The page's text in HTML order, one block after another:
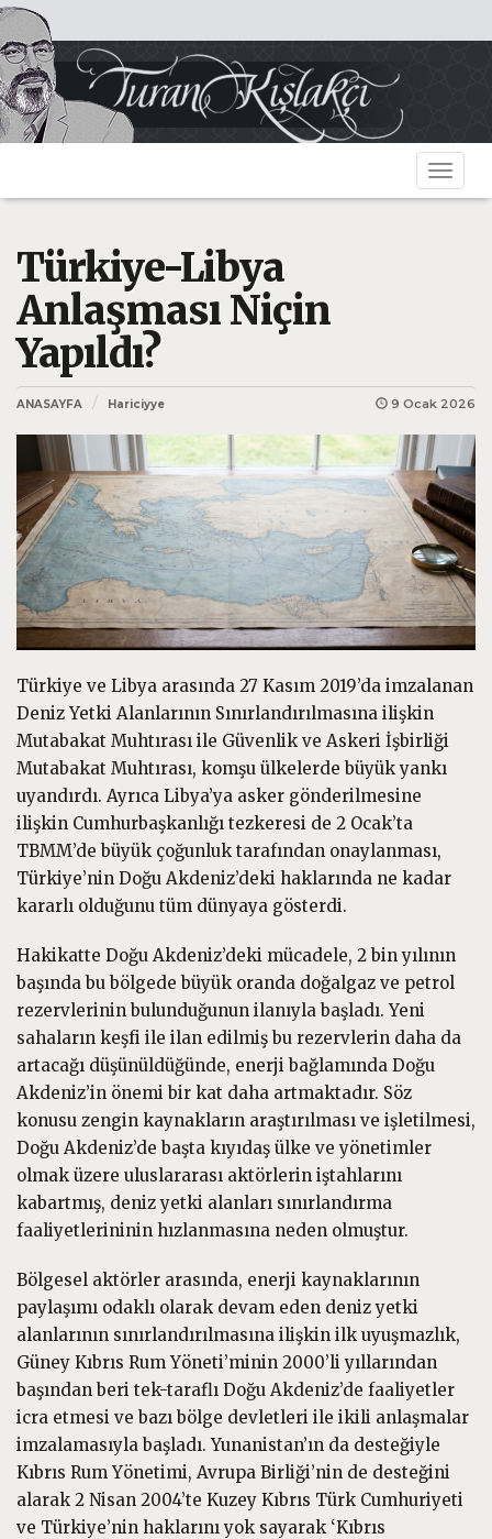
Toggle
Türkiye-Libya
Anlaşması Niçin
Yapıldı?
ANASAYFA Hariciyye 9 Ocak 2026
Türkiye ve Libya arasında 27 Kasım 2019’da imzalanan
Deniz Yetki Alanlarının Sınırlandırılmasına ilişkin
Mutabakat Muhtırası ile Güvenlik ve Askeri İşbirliği
Mutabakat Muhtırası, komşu ülkelerde büyük yankı
uyandırdı. Ayrıca Libya’ya asker gönderilmesine
ilişkin Cumhurbaşkanlığı tezkeresi de 2 Ocak’ta
TBMM’de büyük çoğunluk tarafından onaylanması,
Türkiye’nin Doğu Akdeniz’deki haklarında ne kadar
kararlı olduğunu tüm dünyaya gösterdi.
Hakikatte Doğu Akdeniz’deki mücadele, 2 bin yılının
başında bu bölgede büyük oranda doğalgaz ve petrol
rezervlerinin bulunduğunun ilanıyla başladı. Yeni
sahaların keşfi ile ilan edilmiş bu rezervlerin daha da
artacağı düşünüldüğünde, enerji bağlamında Doğu
Akdeniz’in önemi bir kat daha artmaktadır. Söz
konusu zengin kaynakların araştırılması ve işletilmesi,
Doğu Akdeniz’de başta kıyıdaş ülke ve yönetimler
olmak üzere uluslararası aktörlerin iştahlarını
kabartmış, deniz yetki alanları sınırlandırma
faaliyetlerininin hızlanmasına neden olmuştur.
Bölgesel aktörler arasında, enerji kaynaklarının
paylaşımı odaklı olarak devam eden deniz yetki
alanlarının sınırlandırılmasına ilişkin ilk uyuşmazlık,
Güney Kıbrıs Rum Yöneti’minin 2000’li yıllarından
başından beri tek-taraflı Doğu Akdeniz’de faaliyetler
icra etmesi ve bazı bölge devletleri ile ikili anlaşmalar
imzalamasıyla başladı. Yunanistan’ın da desteğiyle
Kıbrıs Rum Yönetimi, Avrupa Birliği’nin de desteğini
alarak 2 Nisan 2004’te Kuzey Kıbrıs Türk Cumhuriyeti
ve Türkiye’nin haklarını yok sayarak ‘Kıbrıs